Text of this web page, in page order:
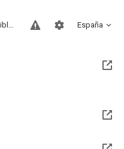
España
Sitios compatibles
Dic 2026 (Quedan 4 meses)